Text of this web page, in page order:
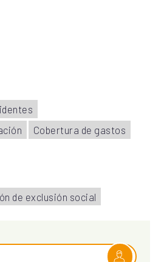
Cobertura de gastos
de exclusión social